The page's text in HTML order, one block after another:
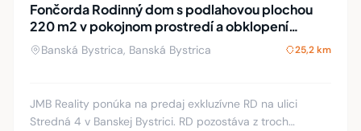
Fončorda Rodinný dom s podlahovou plochou
220 m2 v pokojnom prostredí a obklopení
prírodou.
Banská Bystrica, Banská Bystrica 25,2 km
JMB Reality ponúka na predaj exkluzívne RD na ulici
Stredná 4 v Banskej Bystrici. RD pozostáva z troch